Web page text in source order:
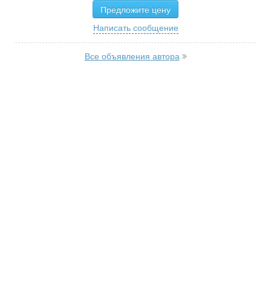
Предложите цену
Написать сообщение
Все объявления автора